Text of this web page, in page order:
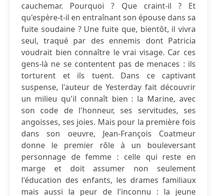
cauchemar. Pourquoi ? Que craint-il ? Et
qu'espère-t-il en entraînant son épouse dans sa
fuite soudaine ? Une fuite que, bientôt, il vivra
seul, traqué par des ennemis dont Patricia
voudrait bien connaître le vrai visage. Car ces
gens-là ne se contentent pas de menaces : ils
torturent et ils tuent. Dans ce captivant
suspense, l'auteur de Yesterday fait découvrir
un milieu qu'il connaît bien : la Marine, avec
son code de l'honneur, ses servitudes, ses
angoisses, ses joies. Mais pour la première fois
dans son oeuvre, Jean-François Coatmeur
donne le premier rôle à un bouleversant
personnage de femme : celle qui reste en
marge et doit assumer non seulement
l'éducation des enfants, les drames familiaux
mais aussi la peur de l'inconnu : la jeune